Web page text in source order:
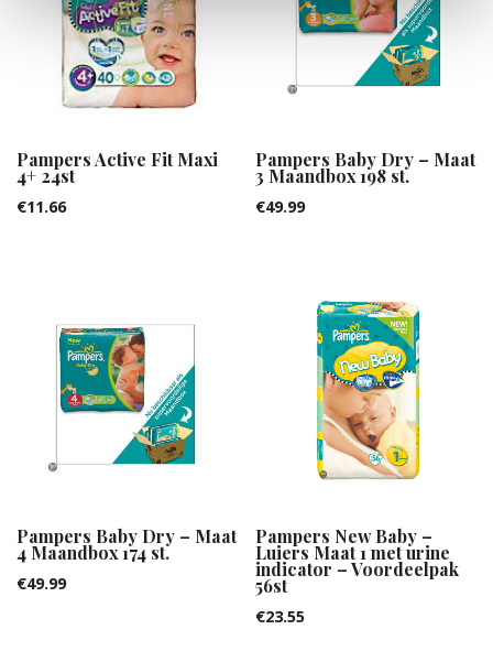
Pampers Active Fit Maxi
4+ 24st
€11.66
Pampers Baby Dry – Maat
3 Maandbox 198 st.
€49.99
Pampers Baby Dry – Maat
4 Maandbox 174 st.
€49.99
Pampers New Baby –
Luiers Maat 1 met urine
indicator – Voordeelpak
56st
€23.55